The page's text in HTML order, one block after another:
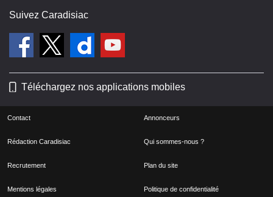
Suivez Caradisiac
Téléchargez nos applications mobiles
Contact Annonceurs
Rédaction Caradisiac Qui sommes-nous ?
Recrutement Plan du site
Mentions légales Politique de confidentialité